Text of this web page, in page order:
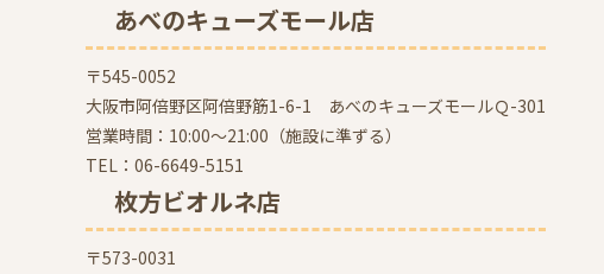
あべのキューズモール店
〒545-0052
大阪市阿倍野区阿倍野筋1-6-1 あべのキューズモールＱ-301
営業時間：10:00～21:00（施設に準ずる）
TEL： 06-6649-5151
枚方ビオルネ店
〒573-0031